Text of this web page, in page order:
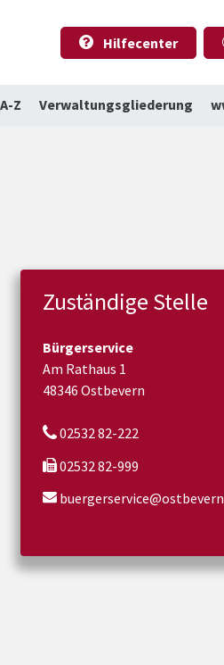
Hilfecenter
Z Verwaltungsgliederung
Zuständige Stelle
Bürgerservice
Am Rathaus 1
48346 Ostbevern
02532 82-222
02532 82-999